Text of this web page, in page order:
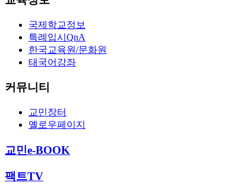
국제학교정보
특례입시QnA
한국교육원/문화원
태국어강좌
커뮤니티
교민장터
옐로우페이지
교민e-BOOK
팩트TV